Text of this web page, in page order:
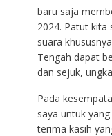
baru saja
2024. Patut kita
suara
Tengah dapat
dan sejuk,
Pada
saya untuk
terima kasih